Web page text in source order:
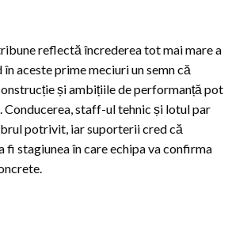
reflectă încrederea tot mai mare a
aceste prime meciuri un semn că
și ambițiile de performanță pot
Conducerea, staff-ul tehnic și lotul par
potrivit, iar suporterii cred că
fi stagiunea în care echipa va confirma